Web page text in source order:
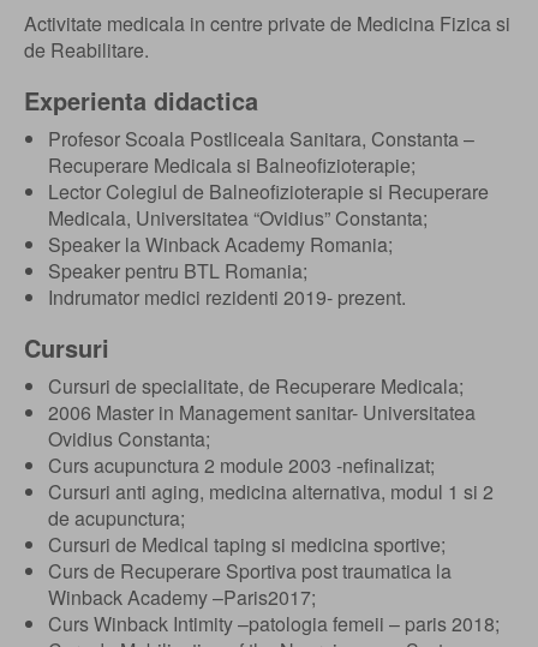
Activitate medicala in centre private de Medicina Fizica si
de Reabilitare.
Experienta didactica
Profesor Scoala Postliceala Sanitara, Constanta –
Recuperare Medicala si Balneofizioterapie;
Lector Colegiul de Balneofizioterapie si Recuperare
Medicala, Universitatea “Ovidius” Constanta;
Speaker la Winback Academy Romania;
Speaker pentru BTL Romania;
Indrumator medici rezidenti 2019- prezent.
Cursuri
Cursuri de specialitate, de Recuperare Medicala;
2006 Master in Management sanitar- Universitatea
Ovidius Constanta;
Curs acupunctura 2 module 2003 -nefinalizat;
Cursuri anti aging, medicina alternativa, modul 1 si 2
de acupunctura;
Cursuri de Medical taping si medicina sportive;
Curs de Recuperare Sportiva post traumatica la
Winback Academy –Paris2017;
Curs Winback Intimity –patologia femeii – paris 2018;